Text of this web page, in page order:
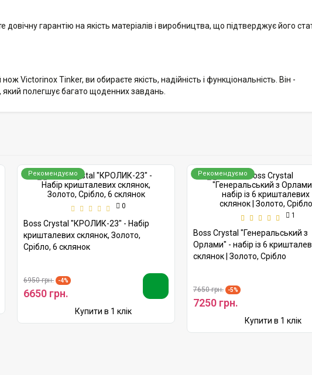
гарантію на якість матеріалів і виробництва, що підтверджує його
Victorinox Tinker, ви обираєте якість, надійність і функціональність. Він -
полегшує багато щоденних завдань.
Рекомендуємо
0
Boss Crystal "КРОЛИК-23" - Набір
кришталевих склянок, Золото,
Срібло, 6 склянок
6950 грн. -4%
6650 грн.
Купити в 1 клік
Рекомендуємо
1
Boss Crystal "Генеральський з
Орлами" - набір із 6
склянок | Золото, Срібло
7650 грн. -5%
7250 грн.
Купити в 1 клік